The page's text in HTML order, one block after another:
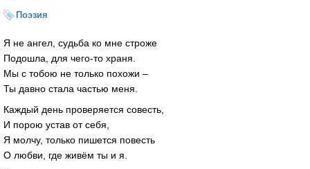
Поэзия
Я не ангел, судьба ко мне строже
Подошла, для чего-то храня.
Мы с тобою не только похожи –
Ты давно стала частью меня.
Каждый день проверяется совесть,
И порою устав от себя,
Я молчу, только пишется повесть
О любви, где живём ты и я.